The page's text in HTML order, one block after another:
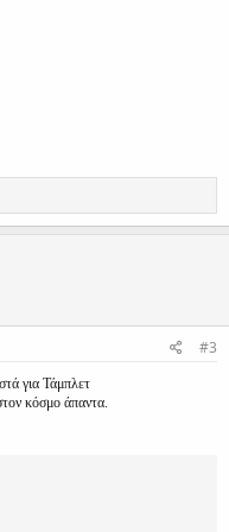
#3
για Τάμπλετ
κόσμο άπαντα.​